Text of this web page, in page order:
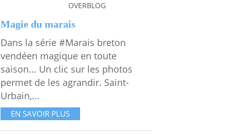
OVERBLOG
Magie du marais
Dans la série #Marais breton
vendéen magique en toute
saison... Un clic sur les photos
permet de les agrandir. Saint-
Urbain,...
EN SAVOIR PLUS